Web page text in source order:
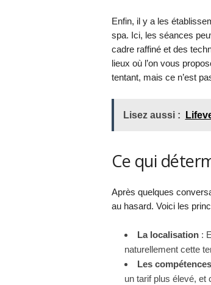
Enfin, il y a les
spa. Ici, les séances
cadre raffiné et des
lieux où l’on vous
tentant, mais ce n’est
Lisez aussi :
Ce qui
Après quelques
au hasard. Voici les
La localisation:
naturellement cette
Les
un tarif plus élevé, et